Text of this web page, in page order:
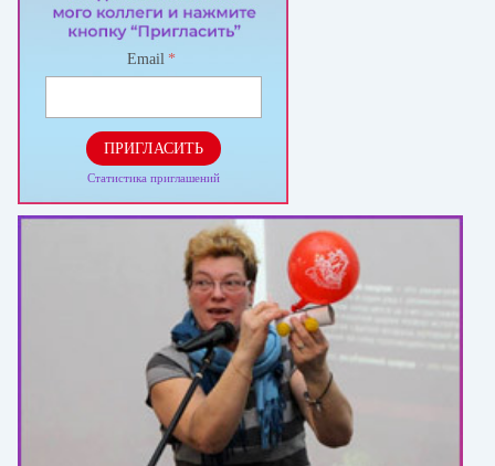
Email *
ПРИГЛАСИТЬ
Статистика приглашений